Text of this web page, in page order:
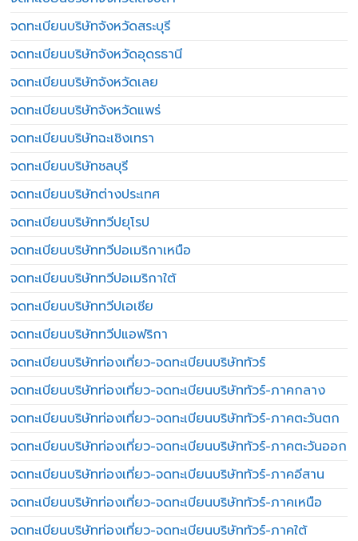
จดทะเบียนบริษัทจังหวัดสระบุรี
จดทะเบียนบริษัทจังหวัดอุดรธานี
จดทะเบียนบริษัทจังหวัดเลย
จดทะเบียนบริษัทจังหวัดแพร่
จดทะเบียนบริษัทฉะเชิงเทรา
จดทะเบียนบริษัทชลบุรี
จดทะเบียนบริษัทต่างประเทศ
จดทะเบียนบริษัททวีปยุโรป
จดทะเบียนบริษัททวีปอเมริกาเหนือ
จดทะเบียนบริษัททวีปอเมริกาใต้
จดทะเบียนบริษัททวีปเอเชีย
จดทะเบียนบริษัททวีปแอฟริกา
จดทะเบียนบริษัทท่องเที่ยว-จดทะเบียนบริษัททัวร์
จดทะเบียนบริษัทท่องเที่ยว-จดทะเบียนบริษัททัวร์-ภาคกลาง
จดทะเบียนบริษัทท่องเที่ยว-จดทะเบียนบริษัททัวร์-ภาคตะวันตก
จดทะเบียนบริษัทท่องเที่ยว-จดทะเบียนบริษัททัวร์-ภาคตะวันออก
จดทะเบียนบริษัทท่องเที่ยว-จดทะเบียนบริษัททัวร์-ภาคอีสาน
จดทะเบียนบริษัทท่องเที่ยว-จดทะเบียนบริษัททัวร์-ภาคเหนือ
จดทะเบียนบริษัทท่องเที่ยว-จดทะเบียนบริษัททัวร์-ภาคใต้